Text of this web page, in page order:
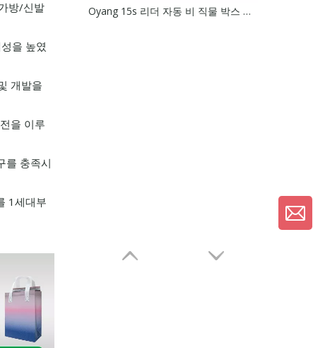
방/신발
을 높였
개발을
을 이루
를 충족시
1세대부
Oyang 15s 리더 자동 비 직물 박스 백 제조 기계 온라인 핸들